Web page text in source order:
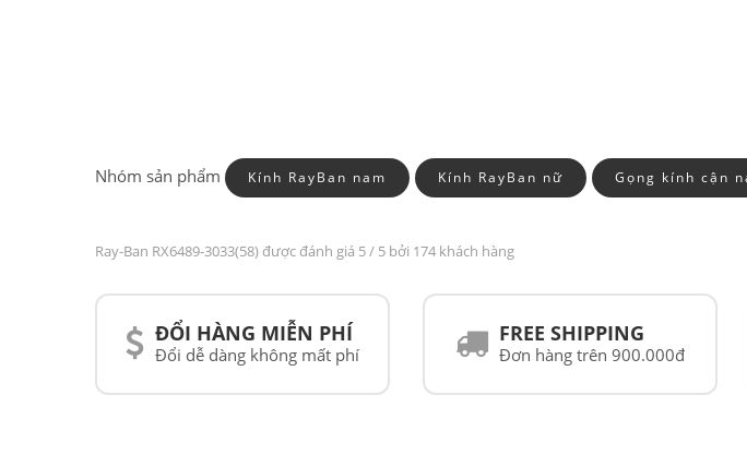
Nhóm sản phẩm Kính RayBan nam Kính RayBan nữ Gọng kính cận
Ray-Ban RX6489-3033(58) được đánh giá 5/ 5 bởi 174 khách hàng
ĐỔI HÀNG MIỄN PHÍ
Đổi dễ dàng không mất phí
FREE SHIPPING
Đơn hàng trên 900.000đ